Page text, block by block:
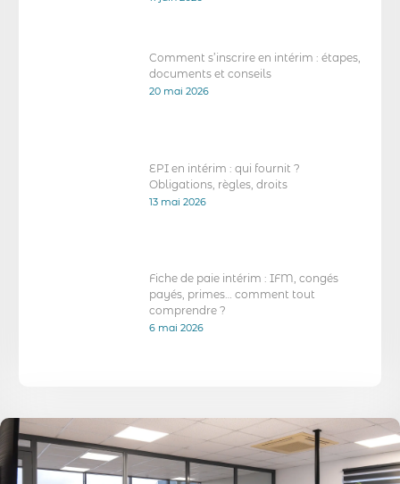
Comment s’inscrire en intérim : étapes,
documents et conseils
20 mai 2026
EPI en intérim : qui fournit ?
Obligations, règles, droits
13 mai 2026
Fiche de paie intérim : IFM, congés
payés, primes… comment tout
comprendre ?
6 mai 2026